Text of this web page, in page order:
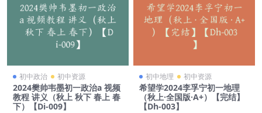
初中政治 初中资源
2024樊帅韦墨初一政治a 视频
教程 讲义（秋上 秋下 春上 春
下）【Di-009】
初中地理 初中资源
希望学2024李孚宁初一地理
（秋上·全国版·A+）【完结】
【Dh-003】